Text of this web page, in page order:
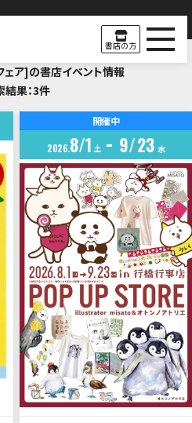
書店の方
Result
ア]の書店イベント情報
結果：3件
開催中
20268 1 土 9 23 水